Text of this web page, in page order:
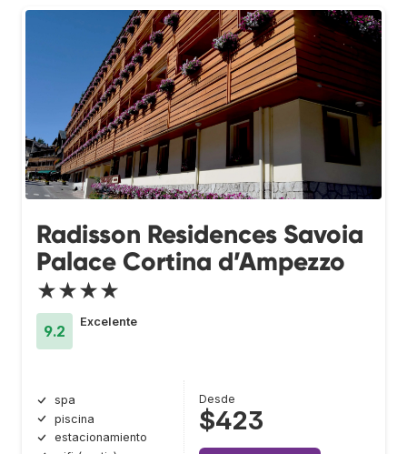
Radisson Residences Savoia
Palace Cortina d’Ampezzo
★★★★
9.2
Excelente
spa
piscina
estacionamiento
Desde
$423